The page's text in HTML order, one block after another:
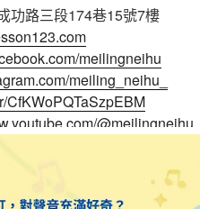
功路三段174巷15號7樓
meilingneihu
meiling_neihu_
CfKWoPQTaSzpEBM
@meilingneihu